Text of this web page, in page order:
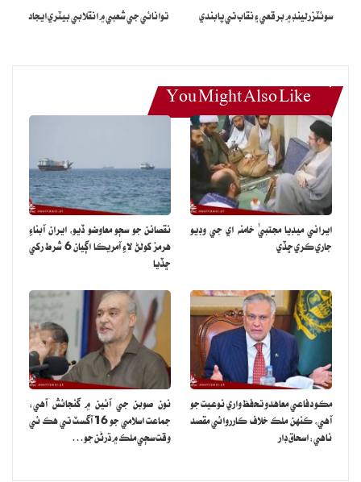
سوئٽزرلينڊ ۾ برقعي ۽ نقاب تي پابندي توانائي جي شعبي ۾ انقلابي بيٽري ايجاد
You Might Also Like
ايراني ميڊيا مجتبيٰ خامنه اي جي وڊيو
جاري ڪري ڇڏي
نقصانن جو سڄو معاوضو ڏيو، ايران آبناءِ
هرمز کولڻ لاءِ آمريڪا اڳيان 6 شرط رکي
ڇڏيا
مڪو دفاعي معاهدو تحفظ واري نوعيت جو
آهي، ڪنهن ملڪ خلاف ڪارروائي مقصد
ناهي: اسحاق ڊار
نون صوبن جي آئين ۾ گنجائش آهي:
جماعت اسلامي جو 16 آگسٽ تي هڪ ئي
وقت سڄي ملڪ ۾ ڌرڻن جو…